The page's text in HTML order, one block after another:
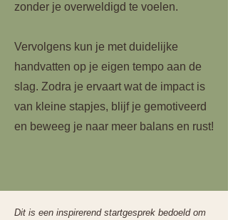
zonder je overweldigd te voelen.
Vervolgens kun je met duidelijke
handvatten op je eigen tempo aan de
slag. Zodra je ervaart wat de impact is
van kleine stapjes, blijf je gemotiveerd
en beweeg je naar meer balans en rust!
Dit is een inspirerend startgesprek bedoeld om